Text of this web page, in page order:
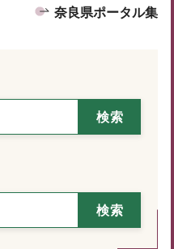
奈良県ポータル集